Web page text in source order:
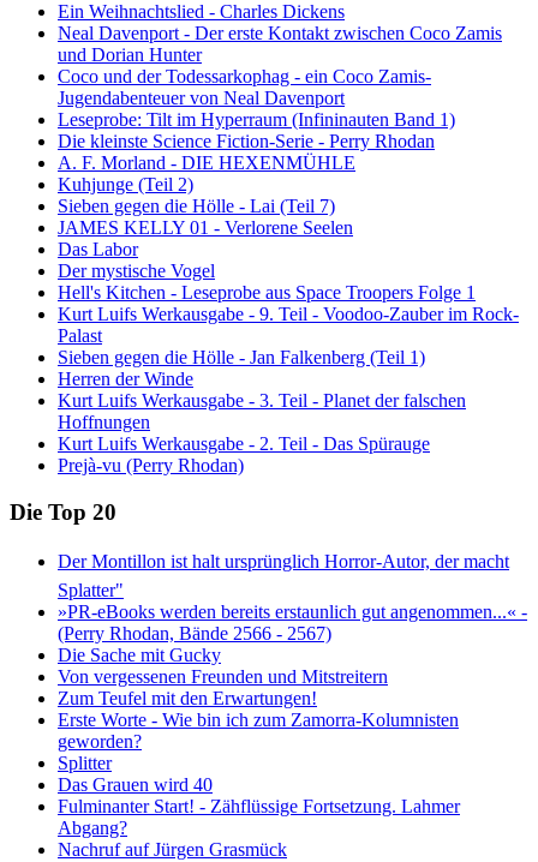
Ein Weihnachtslied - Charles Dickens
Neal Davenport - Der erste Kontakt zwischen Coco Zamis
und Dorian Hunter
Coco und der Todessarkophag - ein Coco Zamis-
Jugendabenteuer von Neal Davenport
Leseprobe: Tilt im Hyperraum (Infininauten Band 1)
Die kleinste Science Fiction-Serie - Perry Rhodan
A. F. Morland - DIE HEXENMÜHLE
Kuhjunge (Teil 2)
Sieben gegen die Hölle - Lai (Teil 7)
JAMES KELLY 01 - Verlorene Seelen
Das Labor
Der mystische Vogel
Hell's Kitchen - Leseprobe aus Space Troopers Folge 1
Kurt Luifs Werkausgabe - 9. Teil - Voodoo-Zauber im Rock-
Palast
Sieben gegen die Hölle - Jan Falkenberg (Teil 1)
Herren der Winde
Kurt Luifs Werkausgabe - 3. Teil - Planet der falschen
Hoffnungen
Kurt Luifs Werkausgabe - 2. Teil - Das Spürauge
Prejà-vu (Perry Rhodan)
Die Top 20
Der Montillon ist halt ursprünglich Horror-Autor, der macht
Splatter"
»PR-eBooks werden bereits erstaunlich gut angenommen...« -
(Perry Rhodan, Bände 2566 - 2567)
Die Sache mit Gucky
Von vergessenen Freunden und Mitstreitern
Zum Teufel mit den Erwartungen!
Erste Worte - Wie bin ich zum Zamorra-Kolumnisten
geworden?
Splitter
Das Grauen wird 40
Fulminanter Start! - Zähflüssige Fortsetzung. Lahmer
Abgang?
Nachruf auf Jürgen Grasmück